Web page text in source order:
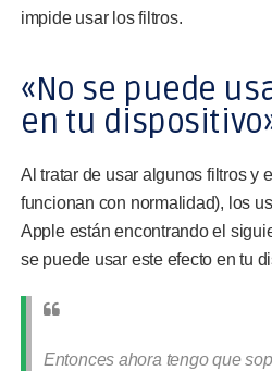
impide usar los filtros.
«No se puede
en tu
Al tratar de usar algunos filtros y
funcionan con normalidad), los
Apple están encontrando el
se puede usar este efecto en tu
Entonces ahora tengo que